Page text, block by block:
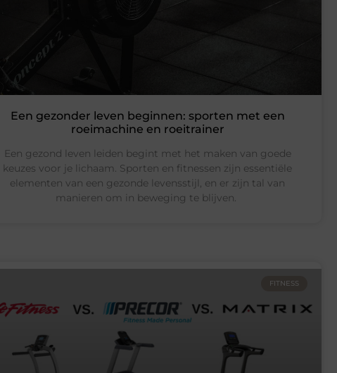
Een gezonder leven beginnen: sporten met een
roeimachine en roeitrainer
Een gezond leven leiden begint met het maken van goede
keuzes voor je lichaam. Sporten en fitnessen zijn essentiële
elementen van een gezonde levensstijl, en er zijn tal van
manieren om in beweging te blijven.
FITNESS